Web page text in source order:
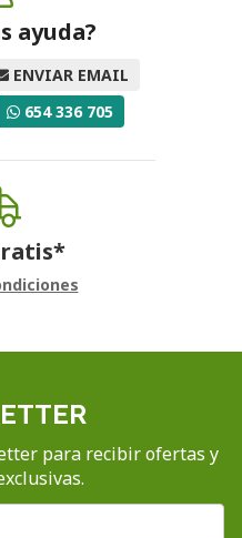
ayuda?
ENVIAR EMAIL
654 336 705
para recibir ofertas y